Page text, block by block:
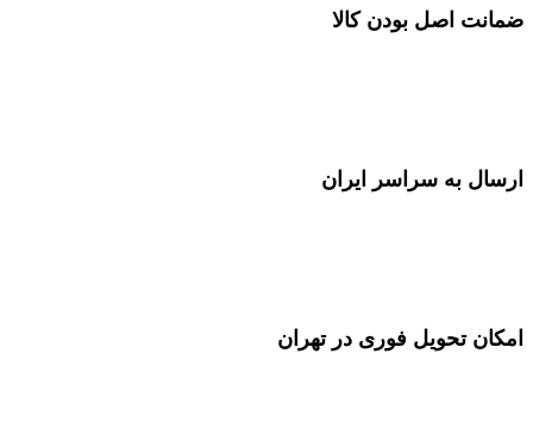
ضمانت اصل بودن کالا
ارسال به سراسر ایران
امکان تحویل فوری در تهران